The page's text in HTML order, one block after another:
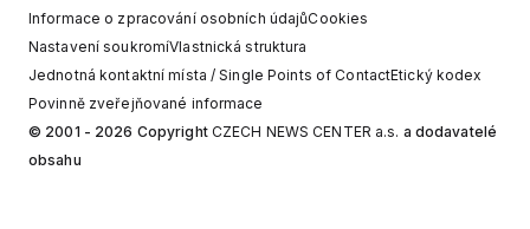
Informace o zpracování osobních údajůCookies
Nastavení soukromíVlastnická struktura
Jednotná kontaktní místa / Single Points of ContactEtický kodex
Povinně zveřejňované informace
© 2001 - 2026 Copyright CZECH NEWS CENTER a.s. a dodavatelé
obsahu